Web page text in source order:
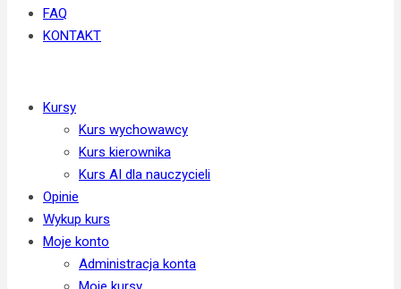
FAQ
KONTAKT
Kursy
Kurs wychowawcy
Kurs kierownika
Kurs AI dla nauczycieli
Opinie
Wykup kurs
Moje konto
Administracja konta